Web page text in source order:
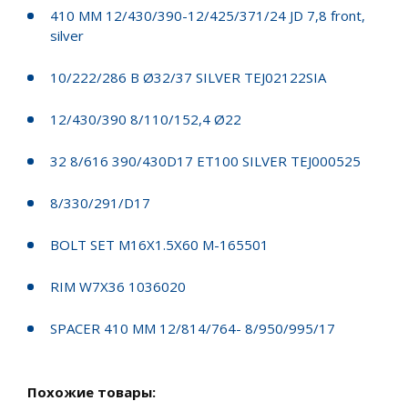
410 MM 12/430/390-12/425/371/24 JD 7,8 front,
silver
10/222/286 B Ø32/37 SILVER TEJ02122SIA
12/430/390 8/110/152,4 Ø22
32 8/616 390/430D17 ET100 SILVER TEJ000525
8/330/291/D17
BOLT SET M16X1.5X60 M-165501
RIM W7X36 1036020
SPACER 410 MM 12/814/764- 8/950/995/17
Похожие товары: